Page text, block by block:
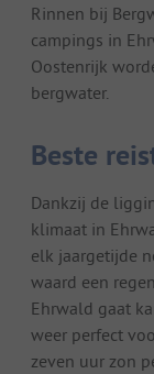
Rinnen bij
campings in
Oostenrijk
bergwater.
Beste
Dankzij de
klimaat in
elk jaargetijde
waard een
Ehrwald gaat
weer perfect
zeven uur zon